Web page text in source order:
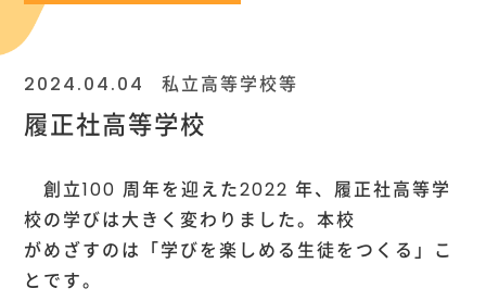
2024.04.04 私立高等学校等
履正社高等学校
創立100 周年を迎えた2022 年、履正社高等学
校の学びは大きく変わりました。本校
がめざすのは「学びを楽しめる生徒をつくる」こ
とです。